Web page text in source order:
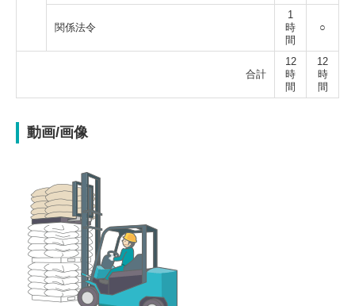
関係法令
1
時
間
○
合計
12
時
間
12
時
間
動画/画像